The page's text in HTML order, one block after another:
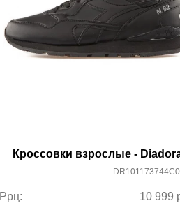
Кроссовки взрослые -
Ррц: 10 999